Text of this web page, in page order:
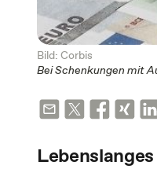
Bild: Corbis
Bei Schenkungen mit